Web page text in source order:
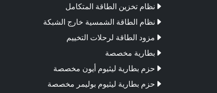
نظام تخزين الطاقة المتكامل
نظام الطاقة الشمسية خارج الشبكة
مزود الطاقة لرحلات التخييم
بطارية مخصصة
حزم بطارية ليثيوم أيون مخصصة
حزم بطارية ليثيوم بوليمر مخصصة